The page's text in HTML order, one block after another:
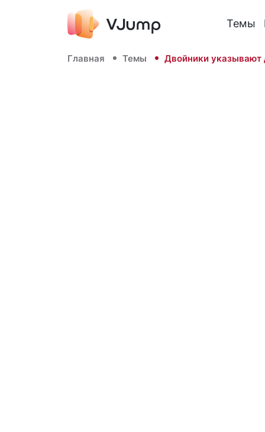
Темы
Главная Темы Двойники указывают